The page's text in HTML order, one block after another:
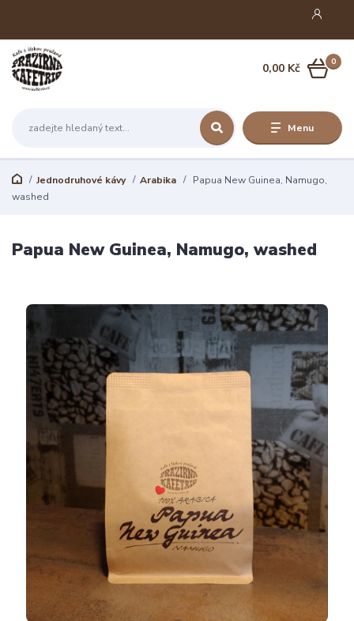
Menu
0
0,00 Kč
Jednodruhové kávy Arabika
Papua New Guinea, Namugo,
washed
Papua New Guinea, Namugo, washed